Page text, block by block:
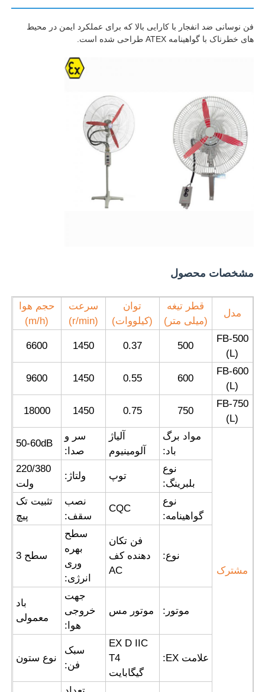
محصولات
دربارهی ما
کارخانه تور
تماس با ما
درخواست نقل قول
روشنایی اثبات انفجار
چراغ هشدار ضد انفجار
فن ضد انفجار
جعبه ضد انفجار
سوئیچ ضد انفجار
دوشاخه و پریز ضد انفجار
فن نوسانی ضد انفجار با کارایی بالا که برای عملکرد ایمن در محیط
های خطرناک با گواهینامه ATEX طراحی شده است.
مشخصات محصول
مدل
قطر تیغه
(میلی متر)
توان
(کیلووات)
سرعت
(r/min)
حجم هوا
(m/h)
FB-500
(L)
500
0.37
1450
6600
FB-600
(L)
600
0.55
1450
9600
FB-750
(L)
750
0.75
1450
18000
مشترک
مواد برگ
باد:
آلیاژ
آلومینیوم
سر و
صدا:
50-60dB
نوع
بلبرینگ:
توپ ولتاژ:
220/380
ولت
نوع
گواهینامه:
CQC
نصب
سقف:
تثبیت تک
پیچ
نوع:
فن تکان
دهنده کف
AC
سطح
بهره
وری
انرژی:
سطح 3
موتور: موتور مس
جهت
خروجی
هوا:
باد
معمولی
علامت EX:
EX D IIC
T4
گیگابایت
سبک
فن:
نوع ستون